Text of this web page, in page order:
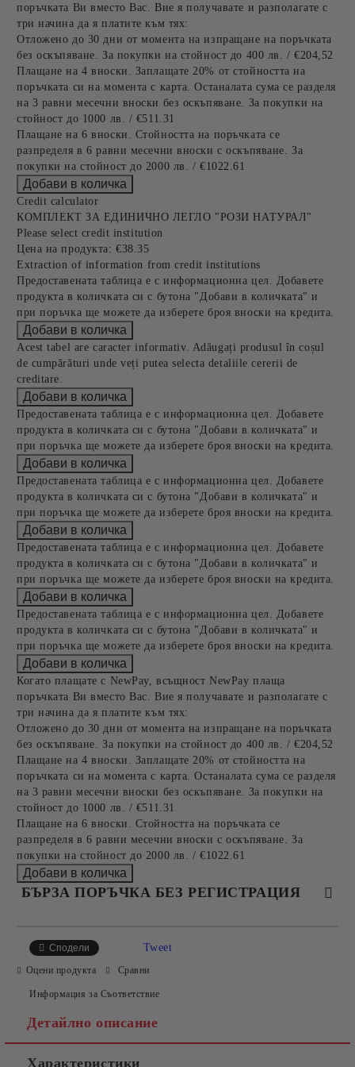
поръчката Ви вместо Вас. Вие я получавате и разполагате с
три начина да я платите към тях:
Отложено до 30 дни от момента на изпращане на поръчката
без оскъпяване. За покупки на стойност до 400 лв. / €204,52
Плащане на 4 вноски. Заплащате 20% от стойността на
поръчката си на момента с карта. Останалата сума се разделя
на 3 равни месечни вноски без оскъпяване. За покупки на
стойност до 1000 лв. / €511.31
Плащане на 6 вноски. Стойността на поръчката се
разпределя в 6 равни месечни вноски с оскъпяване. За
покупки на стойност до 2000 лв. / €1022.61
Credit calculator
КОМПЛЕКТ ЗА ЕДИНИЧНО ЛЕГЛО "РОЗИ НАТУРАЛ"
Please select credit institution
Цена на продукта: €38.35
Extraction of information from credit institutions
Предоставената таблица е с информационна цел. Добавете
продукта в количката си с бутона "Добави в количката" и
при поръчка ще можете да изберете броя вноски на кредита.
Acest tabel are caracter informativ. Adăugați produsul în coșul
de cumpărături unde veți putea selecta detaliile cererii de
creditare.
Предоставената таблица е с информационна цел. Добавете
продукта в количката си с бутона "Добави в количката" и
при поръчка ще можете да изберете броя вноски на кредита.
Предоставената таблица е с информационна цел. Добавете
продукта в количката си с бутона "Добави в количката" и
при поръчка ще можете да изберете броя вноски на кредита.
Предоставената таблица е с информационна цел. Добавете
продукта в количката си с бутона "Добави в количката" и
при поръчка ще можете да изберете броя вноски на кредита.
Предоставената таблица е с информационна цел. Добавете
продукта в количката си с бутона "Добави в количката" и
при поръчка ще можете да изберете броя вноски на кредита.
Когато плащате с NewPay, всъщност NewPay плаща
поръчката Ви вместо Вас. Вие я получавате и разполагате с
три начина да я платите към тях:
Отложено до 30 дни от момента на изпращане на поръчката
без оскъпяване. За покупки на стойност до 400 лв. / €204,52
Плащане на 4 вноски. Заплащате 20% от стойността на
поръчката си на момента с карта. Останалата сума се разделя
на 3 равни месечни вноски без оскъпяване. За покупки на
стойност до 1000 лв. / €511.31
Плащане на 6 вноски. Стойността на поръчката се
разпределя в 6 равни месечни вноски с оскъпяване. За
покупки на стойност до 2000 лв. / €1022.61
БЪРЗА ПОРЪЧКА БЕЗ РЕГИСТРАЦИЯ
Сподели Tweet
Оцени продукта Сравни
Информация за Съответствие
Детайлно описание
Характеристики